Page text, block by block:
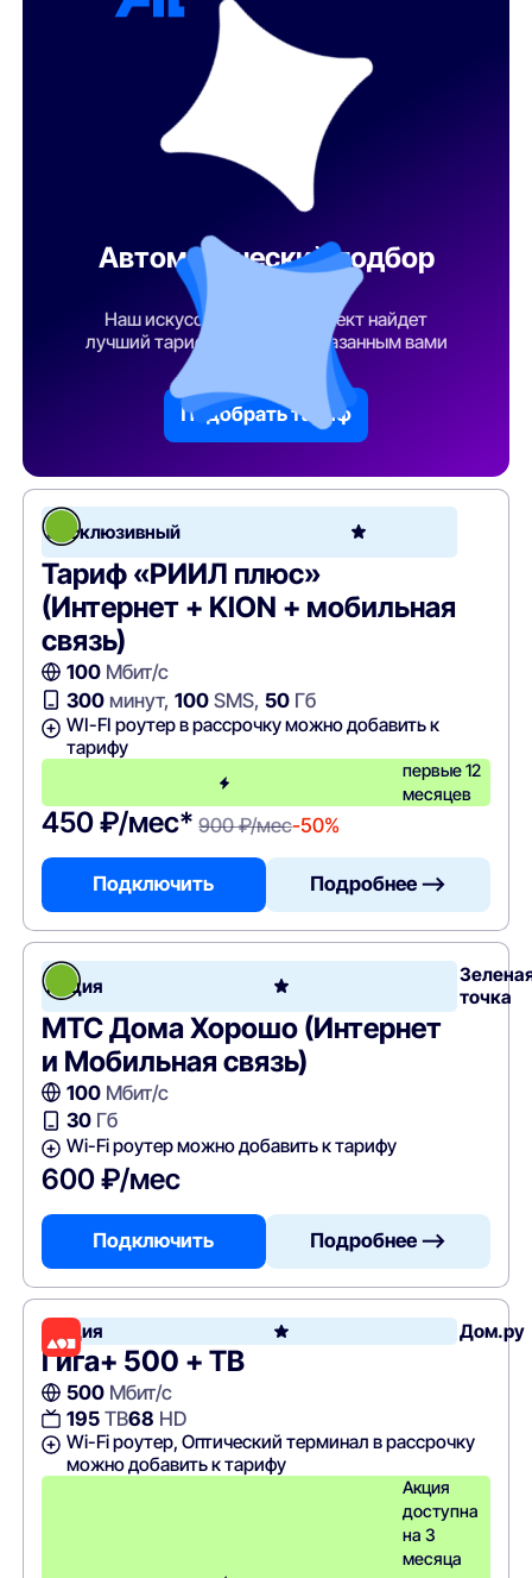
Автоматический подбор
Наш искусственный интеллект найдет
лучший тарифный план по указанным вами
Подобрать тариф
Эксклюзивный
Тариф «РИИЛ плюс»
(Интернет + KION + мобильная
связь)
100Мбит/с
300минут, 100SMS, 50Гб
WI-FI роутер в рассрочку можно добавить к
тарифу
первые 12
месяцев
450 ₽/мес* 900 ₽/мес-50%
Подключить Подробнее —>
Акция
точка
МТС Дома Хорошо (Интернет
и Мобильная связь)
100Мбит/с
30Гб
Wi-Fi роутер можно добавить к тарифу
600 ₽/мес
Подключить Подробнее —>
Акция Дом.ру
Гига+ 500 + ТВ
500Мбит/с
195ТВ68 HD
Wi-Fi роутер, Оптический терминал в рассрочку
можно добавить к тарифу
Акция
доступна
на 3
месяца